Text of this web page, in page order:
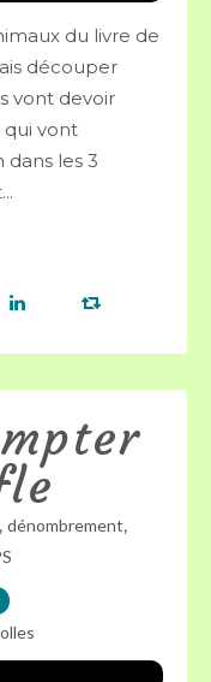
du livre de
découper
vont devoir
vont
les 3
, dénombrement,